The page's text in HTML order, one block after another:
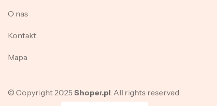
O nas
Kontakt
Mapa
© Copyright 2025 Shoper.pl. All rights reserved